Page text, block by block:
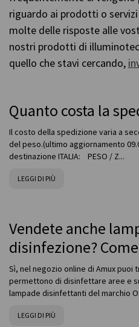
riguardo ai prodotti o
molte delle risposte alle
nostri prodotti di
quello che stavi cercando,
Quanto costa la
Il costo della spedizione varia a
del peso.(ultimo aggiornamento
destinazione ITALIA: PESO / Z...
LEGGI DI PIÙ
Vendete anche
disinfezione?
Sì, nel negozio online di Amux puoi
permettono di disinfettare aree e
lampade disinfettanti del marchio
LEGGI DI PIÙ